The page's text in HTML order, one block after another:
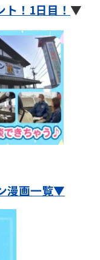
！1日目！ ▼
漫画一覧▼